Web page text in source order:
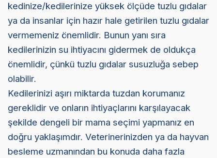
kedinize/kedilerinize yüksek ölçüde tuzlu gıdalar
ya da insanlar için hazır hale getirilen tuzlu gıdalar
vermemeniz önemlidir. Bunun yanı sıra
kedilerinizin su ihtiyacını gidermek de oldukça
önemlidir, çünkü tuzlu gıdalar susuzluğa sebep
olabilir.
Kedilerinizi aşırı miktarda tuzdan korumanız
gereklidir ve onların ihtiyaçlarını karşılayacak
şekilde dengeli bir mama seçimi yapmanız en
doğru yaklaşımdır. Veterinerinizden ya da hayvan
besleme uzmanından bu konuda daha fazla